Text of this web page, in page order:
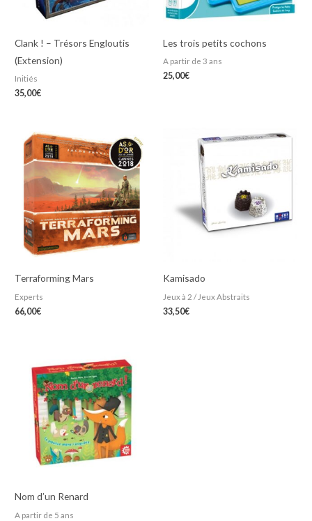
Clank ! – Trésors Engloutis
(Extension)
Initiés
35,00€
Les trois petits cochons
A partir de 3 ans
25,00€
Terraforming Mars
Experts
66,00€
Kamisado
Jeux à 2 / Jeux Abstraits
33,50€
Nom d’un Renard
A partir de 5 ans